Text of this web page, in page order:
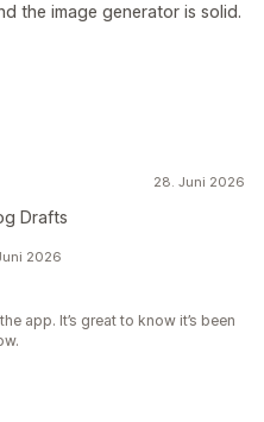
the image generator is solid.
28. Juni 2026
Drafts
2026
app. It’s great to know it’s been